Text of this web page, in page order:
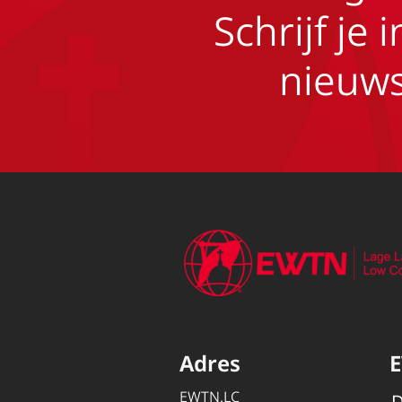
Schrijf je
Adres
EWTN.LC